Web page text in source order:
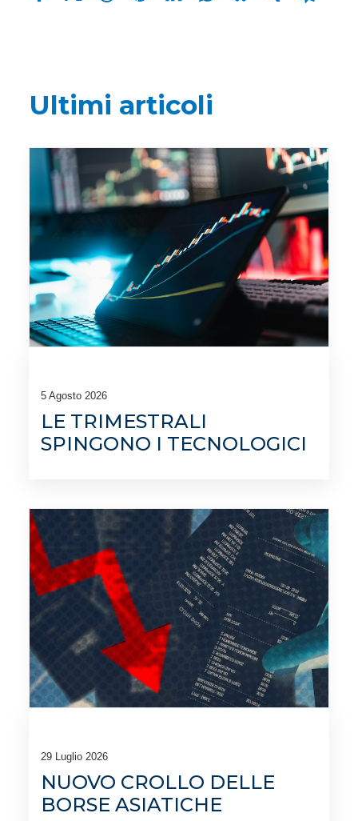
Ultimi articoli
5 Agosto 2026
LE TRIMESTRALI
SPINGONO I TECNOLOGICI
29 Luglio 2026
NUOVO CROLLO DELLE
BORSE ASIATICHE